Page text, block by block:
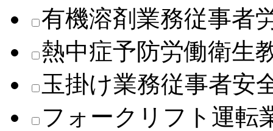
有機溶剤業務従事者
熱中症予防労働衛生
玉掛け業務従事者安
フォークリフト運転